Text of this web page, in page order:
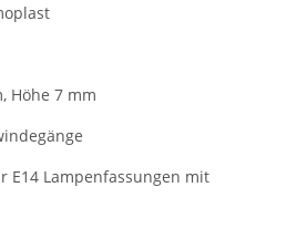
Höhe 7 mm
E14 Lampenfassungen mit